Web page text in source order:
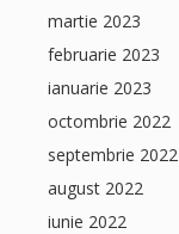
martie 2023
februarie 2023
ianuarie 2023
octombrie 2022
septembrie 2022
august 2022
iunie 2022